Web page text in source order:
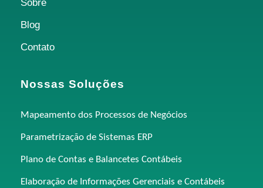
Sobre
Blog
Contato
Nossas Soluções
Mapeamento dos Processos de Negócios
Parametrização de Sistemas ERP
Plano de Contas e Balancetes Contábeis
Elaboração de Informações Gerenciais e Contábeis